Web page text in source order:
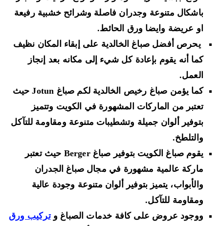
باشكال متنوعة وجدران فاصلة وشرائح خشبية رفيعة
او عريضة وايضا ورق الحائط.
يحرص أفضل صباغ الخالدية على إبقاء المكان نظيف
كما أنه يقوم بإعادة كل شيء إلى مكانه بعد إنجاز
العمل.
كما يؤمن صباغ رخيص الخالدية لكم صباغ Jotun حيث
تعتبر من الماركات المشهورة في الكويت وتتميز
بتوفير ألوان جميلة وتشطيبات متنوعة ومقاومة للتآكل
والتلطخ.
يقوم صباغ الكويت بتوفير صباغ Berger حيث تعتبر
ماركة عالمية مشهورة في مجال صباغ الجدران
والأبواب، يتميز بتوفير ألوان متنوعة وجودة عالية
ومقاومة للتآكل.
ووجود عروض على كافة خدمات الصباغ وتركيب ورق